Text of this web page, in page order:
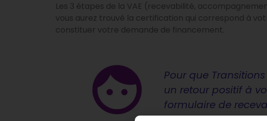
Les 3 étapes de la VAE (recevabilité,
vous aurez trouvé la certification qui correspond à
constituer votre demande de financement.
Pour que
un retour positif à
formulaire de